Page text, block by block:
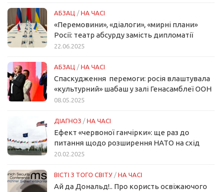
АБЗАЦ / НА ЧАСІ
«Перемовини», «діалоги», «мирні плани»
Росії: театр абсурду замість дипломатії
22.06.2025
АБЗАЦ / НА ЧАСІ
Спаскудження перемоги: росія влаштувала
«культурний» шабаш у залі Генасамблеї ООН
08.05.2025
ДІАГНОЗ / НА ЧАСІ
Ефект «червоної ганчірки»: ще раз до
питання щодо розширення НАТО на схід
20.02.2025
ВІСТІ З ТОГО СВІТУ / НА ЧАСІ
Ай да Дональд!.. Про користь освіжаючого